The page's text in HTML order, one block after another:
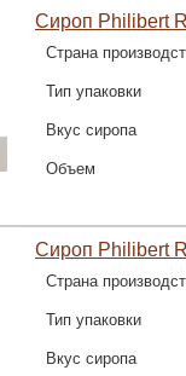
Сироп Philibert
Страна
Тип упаковки
Вкус сиропа
Объем
Сироп Philibert
Страна
Тип упаковки
Вкус сиропа